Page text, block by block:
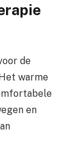
de
warme
en